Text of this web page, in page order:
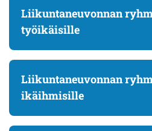
Liikuntaneuvonnan
työikäisille
Liikuntaneuvonnan
ikäihmisille